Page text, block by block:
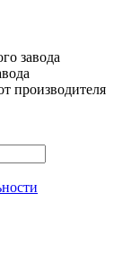
завода
производителя